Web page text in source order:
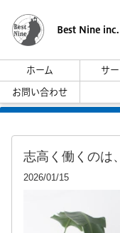
Best Nine inc.
ホーム サ
お問い合わせ
志高く働くのは
2026/01/15